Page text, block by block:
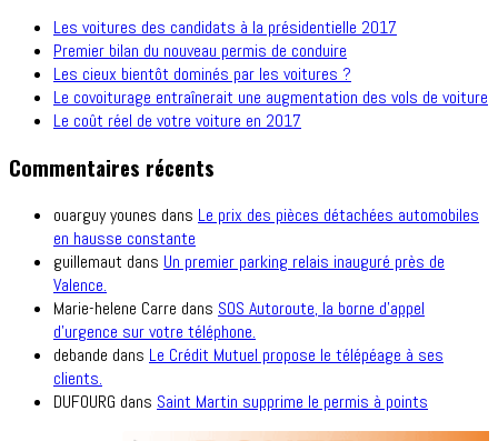
Les voitures des candidats à la présidentielle 2017
Premier bilan du nouveau permis de conduire
Les cieux bientôt dominés par les voitures ?
Le covoiturage entraînerait une augmentation des vols de voiture
Le coût réel de votre voiture en 2017
Commentaires récents
ouarguy younes dans Le prix des pièces détachées automobiles
en hausse constante
guillemaut dans Un premier parking relais inauguré près de
Valence.
Marie-helene Carre dans SOS Autoroute, la borne d’appel
d’urgence sur votre téléphone.
debande dans Le Crédit Mutuel propose le télépéage à ses
clients.
DUFOURG dans Saint Martin supprime le permis à points